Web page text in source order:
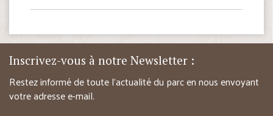
Inscrivez-vous à notre Newsletter :
Restez informé de toute l’actualité du parc en nous envoyant
votre adresse e-mail.